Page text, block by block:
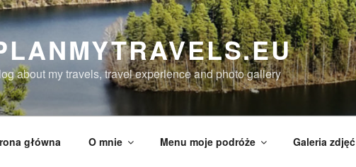
about my travels, travel experience and photo gallery
główna O mnie Menu moje podróże Galeria zdjęć